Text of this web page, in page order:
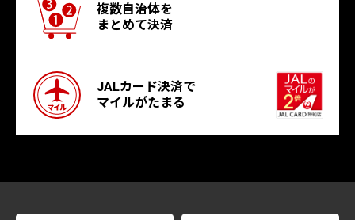
複数自治体を
まとめて決済
JALカード決済で
マイルがたまる